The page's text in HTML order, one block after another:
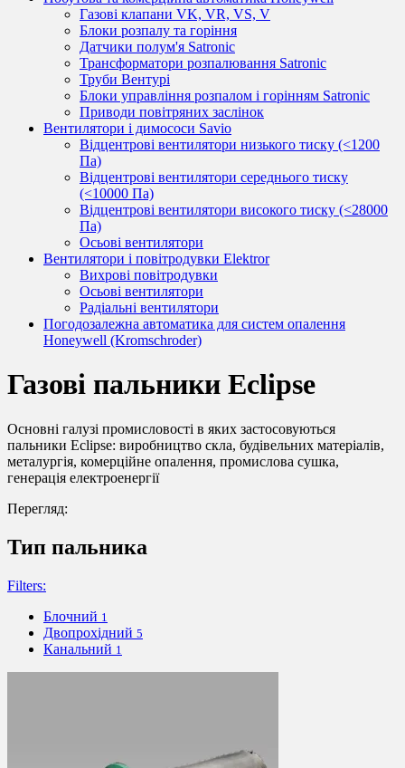
Газові клапани VK, VR, VS, V
Блоки розпалу та горіння
Датчики полум'я Satronic
Трансформатори розпалювання Satronic
Труби Вентурі
Блоки управління розпалом і горінням Satronic
Приводи повітряних заслінок
Вентилятори і димососи Savio
Відцентрові вентилятори низького тиску (<1200
Па)
Відцентрові вентилятори середнього тиску
(<10000 Па)
Відцентрові вентилятори високого тиску (<28000
Па)
Осьові вентилятори
Вентилятори і повітродувки Elektror
Вихрові повітродувки
Осьові вентилятори
Радіальні вентилятори
Погодозалежна автоматика для систем опалення
Honeywell (Kromschroder)
Газові пальники Eclipse
Основні галузі промисловості в яких застосовуються
пальники Eclipse: виробництво скла, будівельних матеріалів,
металургія, комерційне опалення, промислова сушка,
генерація електроенергії
Перегляд:
Тип пальника
Filters:
Блочний 1
Двопрохідний 5
Канальний 1